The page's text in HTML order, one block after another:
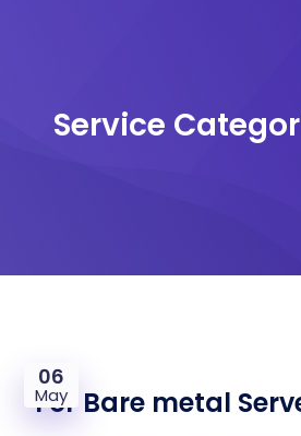
Service
06
May
For Bare metal